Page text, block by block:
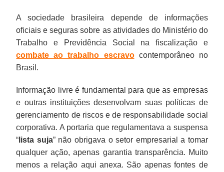
A sociedade brasileira depende de informações
oficiais e seguras sobre as atividades do Ministério do
Trabalho e Previdência Social na fiscalização e
combate ao trabalho escravocontemporâneo no
Brasil.
Informação livre é fundamental para que as empresas
e outras instituições desenvolvam suas políticas de
gerenciamento de riscos e de responsabilidade social
corporativa. A portaria que regulamentava a suspensa
“ lista suja” não obrigava o setor empresarial a tomar
qualquer ação, apenas garantia transparência. Muito
menos a relação aqui anexa. São apenas fontes de